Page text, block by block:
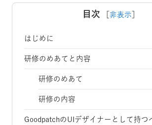
目次 非表示
はじめに
研修のめあてと内容
研修のめあて
研修の内容
GoodpatchのUIデザイナーとして持つ